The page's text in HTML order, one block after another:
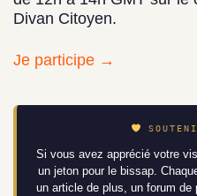
Divan Citoyen.
Je participe →
Si vous avez apprécié votre
un jeton pour le bissap.
un article de plus, un forum